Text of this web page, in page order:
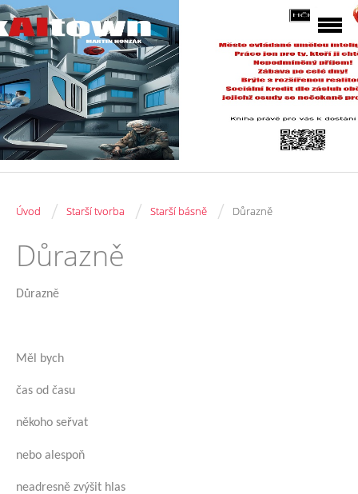
Úvod / Starší tvorba / Starší básně / Důrazně
Důrazně
Důrazně
Měl bych
čas od času
někoho seřvat
nebo alespoň
neadresně zvýšit hlas